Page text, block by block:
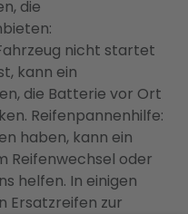
die
nicht startet
kann ein
die Batterie vor Ort
Reifenpannenhilfe:
haben, kann ein
Reifenwechsel oder
helfen. In einigen
Ersatzreifen zur